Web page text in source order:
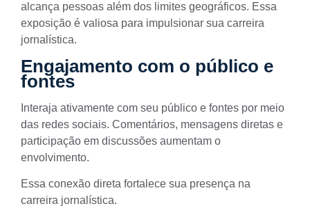
alcança pessoas além dos limites geográficos. Essa
exposição é valiosa para impulsionar sua carreira
jornalística.
Engajamento com o público e
fontes
Interaja ativamente com seu público e fontes por meio
das redes sociais. Comentários, mensagens diretas e
participação em discussões aumentam o
envolvimento.
Essa conexão direta fortalece sua presença na
carreira jornalística.